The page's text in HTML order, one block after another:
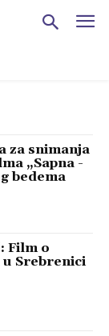
za snimanja
„Sapna -
bedema
Film o
Srebrenici